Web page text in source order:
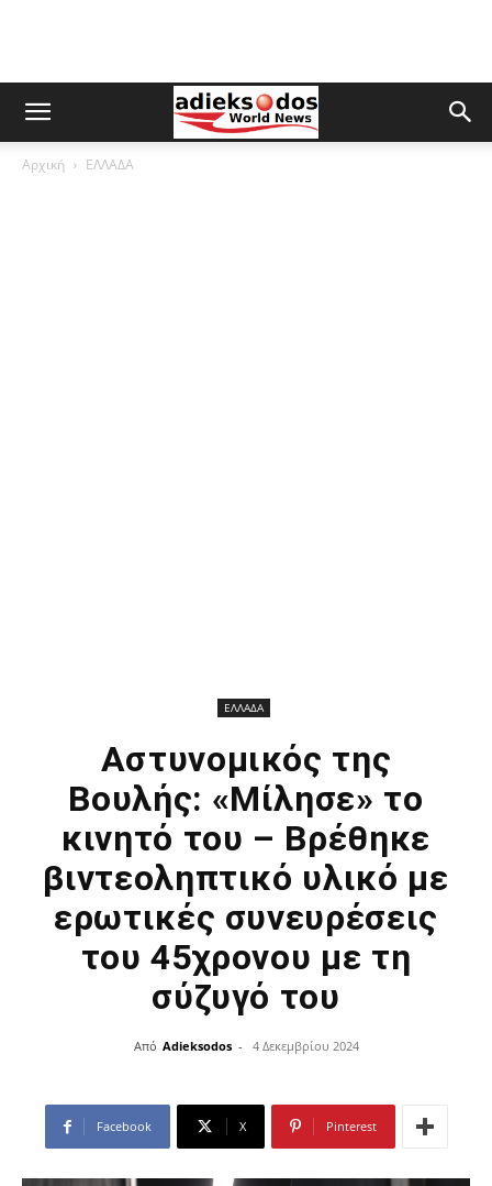
Αρχική ΕΛΛΑΔΑ
ΕΛΛΑΔΑ
Αστυνομικός της
Βουλής: «Μίλησε» το
κινητό του – Βρέθηκε
βιντεοληπτικό υλικό με
ερωτικές συνευρέσεις
του 45χρονου με τη
σύζυγό του
Από Adieksodos - 4 Δεκεμβρίου 2024
Facebook X Pinterest